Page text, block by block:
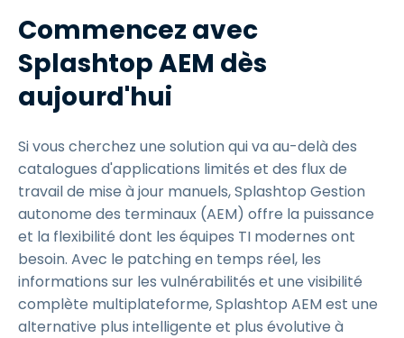
Commencez avec
Splashtop AEM dès
aujourd'hui
Si vous cherchez une solution qui va au-delà des
catalogues d'applications limités et des flux de
travail de mise à jour manuels, Splashtop Gestion
autonome des terminaux (AEM) offre la puissance
et la flexibilité dont les équipes TI modernes ont
besoin. Avec le patching en temps réel, les
informations sur les vulnérabilités et une visibilité
complète multiplateforme, Splashtop AEM est une
alternative plus intelligente et plus évolutive à